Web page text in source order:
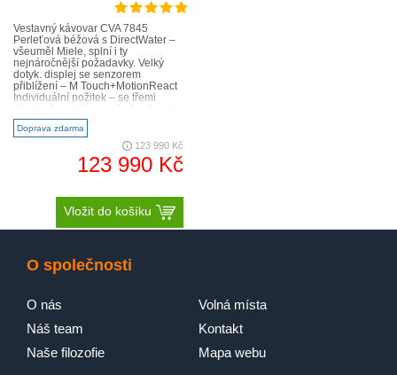
Vestavný kávovar CVA 7845
Perleťová béžová s DirectWater –
všeuměl Miele, splní i ty
nejnáročnější požadavky. Velký
dotyk. displej se senzorem
přiblížení – M Touch+MotionReact
Individuální požitek – se třemi
Nejlepší údržba – zcela autom..
Doprava zdarma
123 990 Kč
123 990 Kč
Vložit do košíku
O společnosti
O nás
Náš team
Naše filozofie
Volná místa
Kontakt
Mapa webu